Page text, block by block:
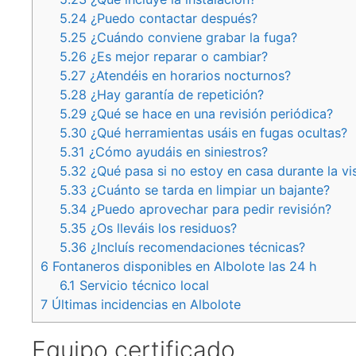
5.24 ¿Puedo contactar después?
5.25 ¿Cuándo conviene grabar la fuga?
5.26 ¿Es mejor reparar o cambiar?
5.27 ¿Atendéis en horarios nocturnos?
5.28 ¿Hay garantía de repetición?
5.29 ¿Qué se hace en una revisión periódica?
5.30 ¿Qué herramientas usáis en fugas ocultas?
5.31 ¿Cómo ayudáis en siniestros?
5.32 ¿Qué pasa si no estoy en casa durante la
5.33 ¿Cuánto se tarda en limpiar un bajante?
5.34 ¿Puedo aprovechar para pedir revisión?
5.35 ¿Os lleváis los residuos?
5.36 ¿Incluís recomendaciones técnicas?
6 Fontaneros disponibles en Albolote las 24 h
6.1 Servicio técnico local
7 Últimas incidencias en Albolote
Equipo certificado